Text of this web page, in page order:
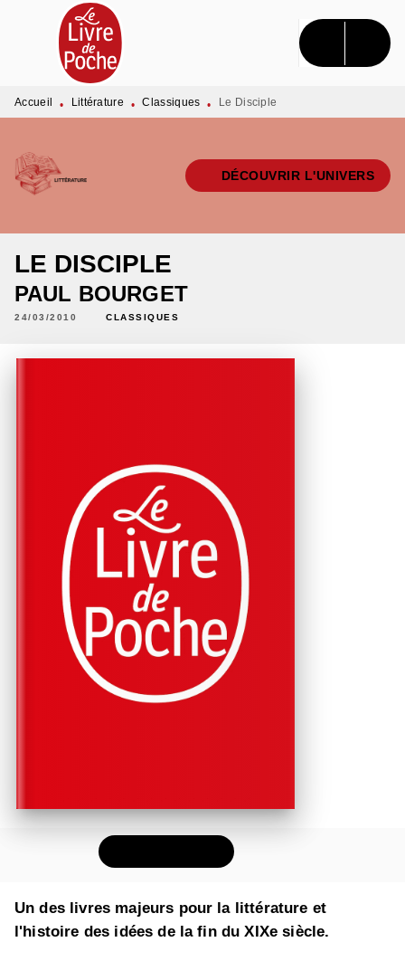
MENU RECHERCHE CONTENU
PIED DE PAGE
Accueil • Littérature • Classiques • Le Disciple
DÉCOUVRIR L'UNIVERS
LE DISCIPLE
PAUL BOURGET
24/03/2010 CLASSIQUES
Un des livres majeurs pour la littérature et
l'histoire des idées de la fin du XIXe siècle.